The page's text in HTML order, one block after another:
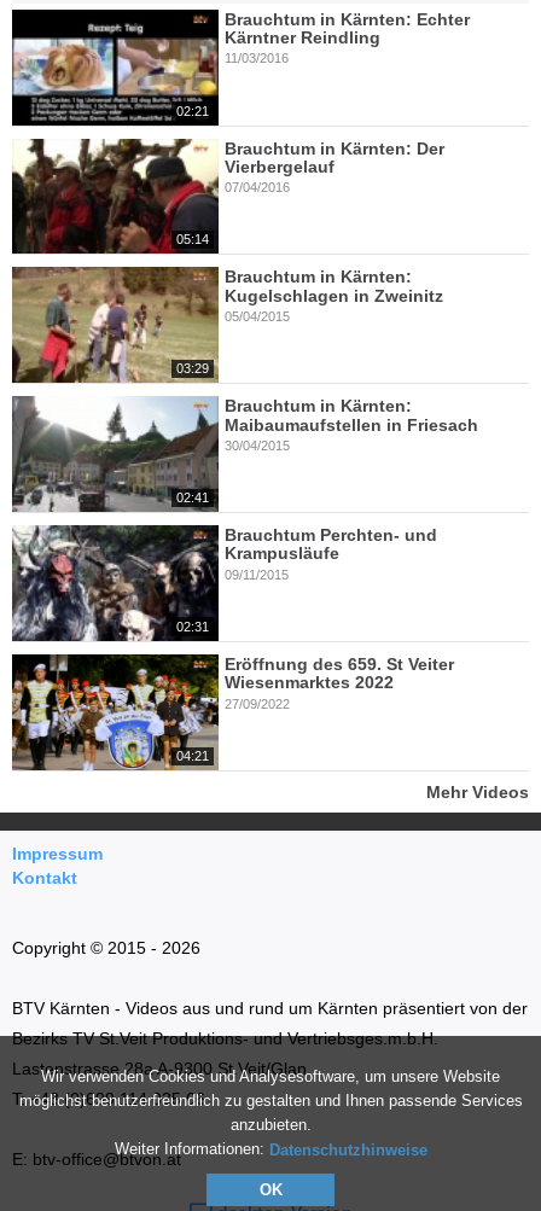
Wir verwenden Cookies und Analysesoftware, um unsere Website
möglichst benutzerfreundlich zu gestalten und Ihnen passende Services
anzubieten.
Weiter Informationen: Datenschutzhinweise
OK
02:21
Brauchtum in Kärnten: Echter
Kärntner Reindling
11/03/2016
05:14
Brauchtum in Kärnten: Der
Vierbergelauf
07/04/2016
03:29
Brauchtum in Kärnten:
Kugelschlagen in Zweinitz
05/04/2015
02:41
Brauchtum in Kärnten:
Maibaumaufstellen in Friesach
30/04/2015
02:31
Brauchtum Perchten- und
Krampusläufe
09/11/2015
04:21
Eröffnung des 659. St Veiter
Wiesenmarktes 2022
27/09/2022
Mehr Videos
Impressum
Kontakt
Copyright © 2015 - 2026
BTV Kärnten - Videos aus und rund um Kärnten präsentiert von der
Bezirks TV St.Veit Produktions- und Vertriebsges.m.b.H.
Lastenstrasse 28a A-9300 St.Veit/Glan
T: +43 (0)699 114 035 66
E: btv-office@btvon.at